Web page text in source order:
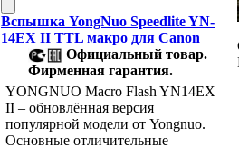
Вспышка YongNuo Speedlite YN-
14EX II TTL макро для Canon
Официальный товар.
Фирменная гарантия.
YONGNUO Macro Flash YN14EX
II – обновлённая версия
популярной модели от Yongnuo.
Основные отличительные